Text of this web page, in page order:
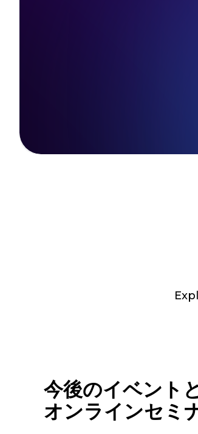
今後のイベント
オンラインセミ